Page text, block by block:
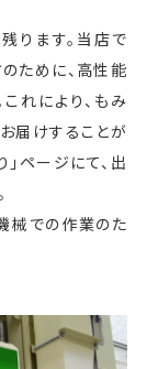
ります。当店で
ために、高性能
れにより、もみ
届けすることが
ページにて、出
械での作業のた